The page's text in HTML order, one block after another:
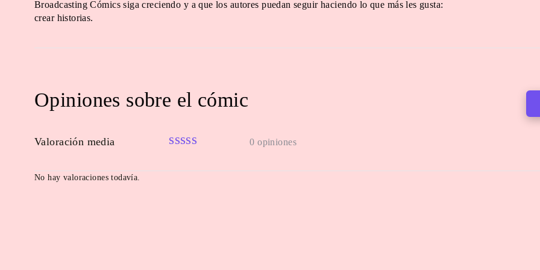
Broadcasting Cómics siga creciendo y a que los autores puedan seguir haciendo lo que más les gusta:
crear historias.
Opiniones sobre el cómic
Valoración media 0 opiniones
No hay valoraciones todavía.